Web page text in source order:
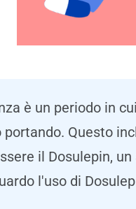
è un periodo in
portando. Questo
il Dosulepin,
l'uso di